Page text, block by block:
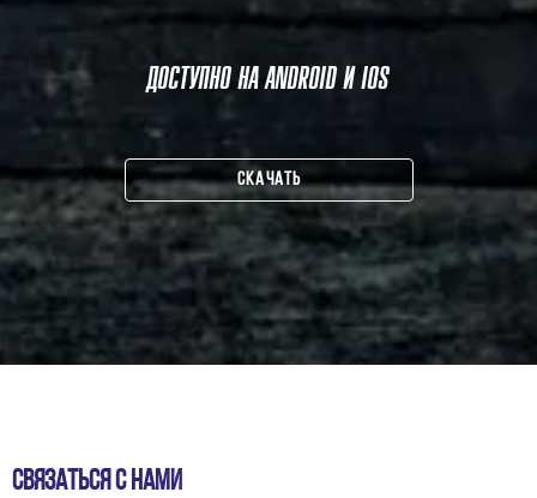
ДОСТУПНО НА ANDROID И IOS
СКАЧАТЬ
Связаться с нами